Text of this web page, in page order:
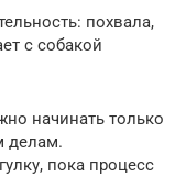
похвала,
с собакой
начинать только
делам.
пока процесс